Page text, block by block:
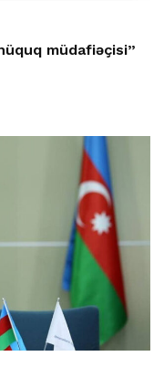
müdafiəçisi”